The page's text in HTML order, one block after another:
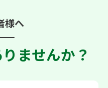
様へ
ませんか？